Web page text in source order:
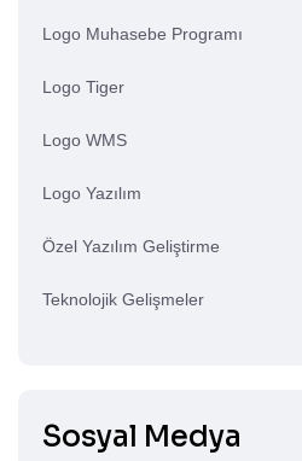
Logo Muhasebe Programı
Logo Tiger
Logo WMS
Logo Yazılım
Özel Yazılım Geliştirme
Teknolojik Gelişmeler
Sosyal Medya